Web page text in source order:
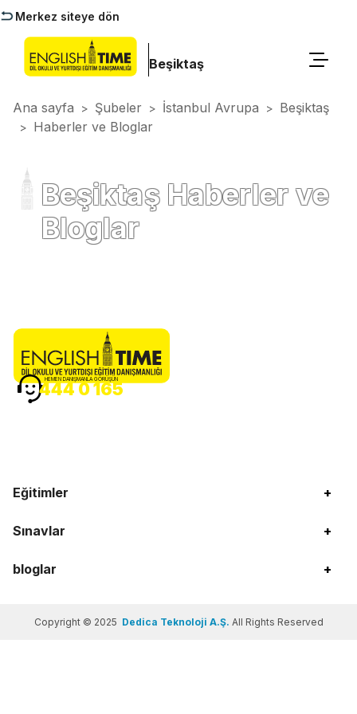
Merkez siteye dön
Beşiktaş
Ana sayfa > Şubeler > İstanbul Avrupa > Beşiktaş
> Haberler ve Bloglar
Beşiktaş Haberler ve
Bloglar
Eğitimler +
Sınavlar +
bloglar +
HEMEN DANIŞMANLA GÖRÜŞÜN
444 0 165
Copyright © 2025 Dedica Teknoloji A.Ş. All Rights Reserved